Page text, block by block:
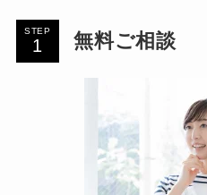
STEP 無料ご相談